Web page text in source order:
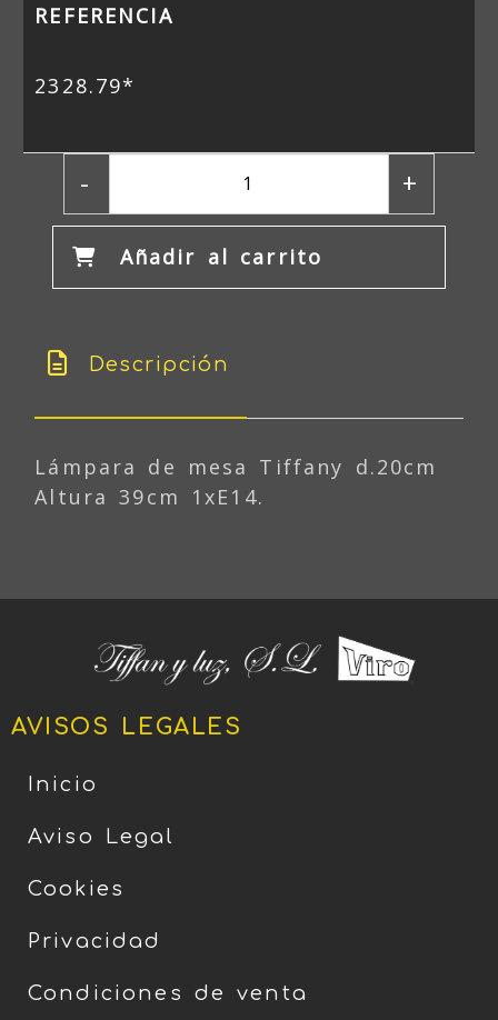
REFERENCIA
2328.79*
- +
Añadir al carrito
Descripción
Lámpara de mesa Tiffany d.20cm
Altura 39cm 1xE14.
AVISOS LEGALES
Inicio
Aviso Legal
Cookies
Privacidad
Condiciones de venta